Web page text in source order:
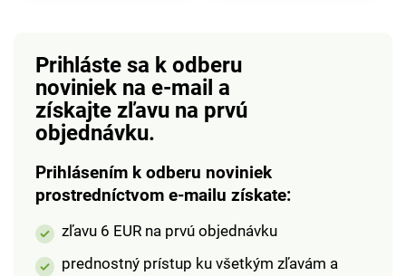
špongiu. Hygienicky
umývateľný.
potraviny vážite.
Výsledná hmotnosť je
teda iba vážených
Funkciu TARE je
možné použiť aj na
Možnosť merania v
jednotkách: gr, lb, oz,
Prihláste sa k odberu
noviniek na e-mail a
získajte zľavu na prvú
objednávku.
Prihlásením k odberu noviniek
prostredníctvom e-mailu získate:
zľavu 6 EUR na prvú objednávku
prednostný prístup ku všetkým zľavám a